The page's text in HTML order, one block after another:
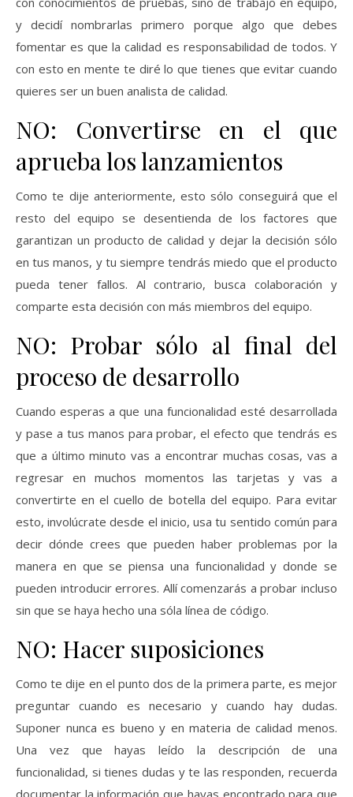
y decidí nombrarlas primero porque algo que debes
fomentar es que la calidad es responsabilidad de todos. Y
con esto en mente te diré lo que tienes que evitar cuando
quieres ser un buen analista de calidad.
NO: Convertirse en el que
aprueba los lanzamientos
Como te dije anteriormente, esto sólo conseguirá que el
resto del equipo se desentienda de los factores que
garantizan un producto de calidad y dejar la decisión sólo
en tus manos, y tu siempre tendrás miedo que el producto
pueda tener fallos. Al contrario, busca colaboración y
comparte esta decisión con más miembros del equipo.
NO: Probar sólo al final del
proceso de desarrollo
Cuando esperas a que una funcionalidad esté desarrollada
y pase a tus manos para probar, el efecto que tendrás es
que a último minuto vas a encontrar muchas cosas, vas a
regresar en muchos momentos las tarjetas y vas a
convertirte en el cuello de botella del equipo. Para evitar
esto, involúcrate desde el inicio, usa tu sentido común para
decir dónde crees que pueden haber problemas por la
manera en que se piensa una funcionalidad y donde se
pueden introducir errores. Allí comenzarás a probar incluso
sin que se haya hecho una sóla línea de código.
NO: Hacer suposiciones
Como te dije en el punto dos de la primera parte, es mejor
preguntar cuando es necesario y cuando hay dudas.
Suponer nunca es bueno y en materia de calidad menos.
Una vez que hayas leído la descripción de una
funcionalidad, si tienes dudas y te las responden, recuerda